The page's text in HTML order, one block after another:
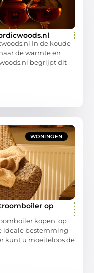
In de koude
de warmte en
begrijpt dit
WONINGEN
op
kopen op
ideale bestemming
kunt u moeiteloos de